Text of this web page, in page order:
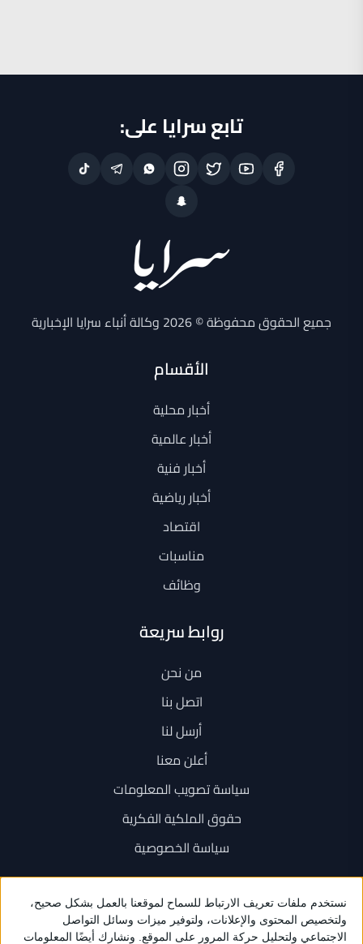
تابع سرايا على:
جميع الحقوق محفوظة © 2026 وكالة أنباء سرايا الإخبارية
الأقسام
أخبار محلية
أخبار عالمية
أخبار فنية
أخبار رياضية
اقتصاد
مناسبات
وظائف
روابط سريعة
من نحن
اتصل بنا
أرسل لنا
أعلن معنا
سياسة تصويب المعلومات
حقوق الملكية الفكرية
سياسة الخصوصية
اتصل بنا
+962 6 534 1777